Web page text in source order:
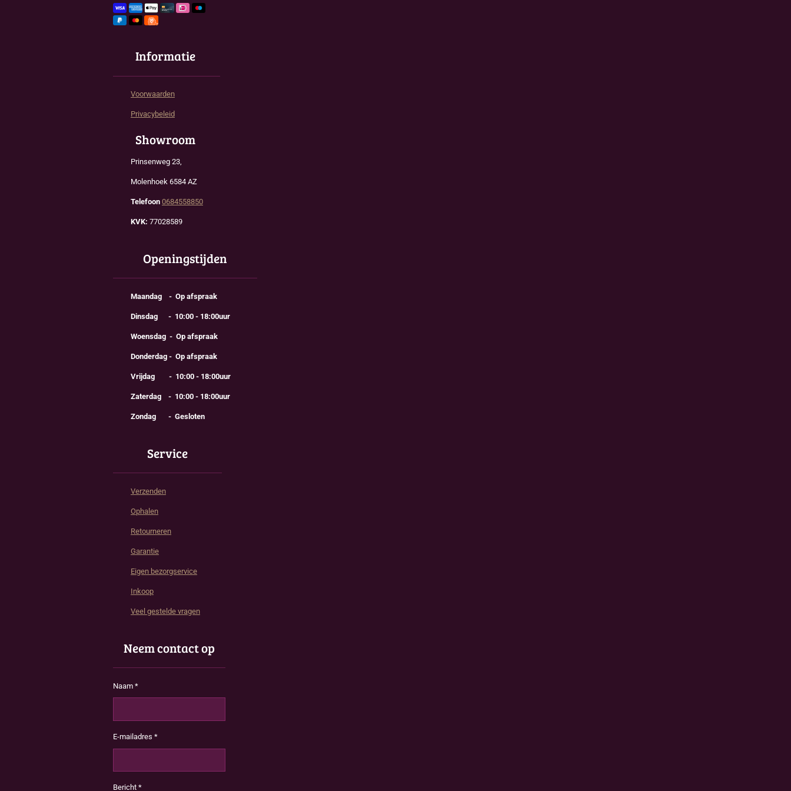
Informatie
Voorwaarden
Privacybeleid
Showroom
Prinsenweg 23,
Molenhoek 6584 AZ
Telefoon 0684558850
KVK: 77028589
Openingstijden
Maandag - Op afspraak
Dinsdag - 10:00 - 18:00uur
Woensdag - Op afspraak
Donderdag - Op afspraak
Vrijdag - 10:00 - 18:00uur
Zaterdag - 10:00 - 18:00uur
Zondag - Gesloten
Service
Verzenden
Ophalen
Retourneren
Garantie
Eigen bezorgservice
Inkoop
Veel gestelde vragen
Neem contact op
Naam *
E-mailadres *
Bericht *